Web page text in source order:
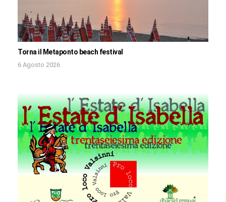
Torna il Metaponto beach festival
6 Agosto 2026